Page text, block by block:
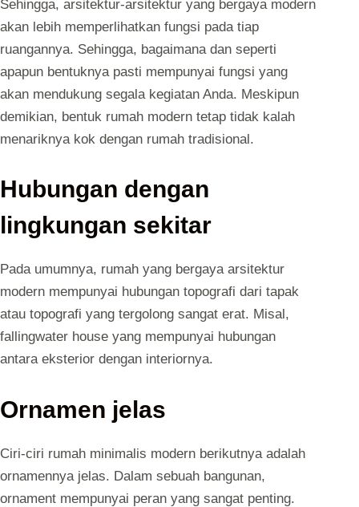
Sehingga, arsitektur-arsitektur yang bergaya modern
akan lebih memperlihatkan fungsi pada tiap
ruangannya. Sehingga, bagaimana dan seperti
apapun bentuknya pasti mempunyai fungsi yang
akan mendukung segala kegiatan Anda. Meskipun
demikian, bentuk rumah modern tetap tidak kalah
menariknya kok dengan rumah tradisional.
Hubungan dengan
lingkungan sekitar
Pada umumnya, rumah yang bergaya arsitektur
modern mempunyai hubungan topografi dari tapak
atau topografi yang tergolong sangat erat. Misal,
fallingwater house yang mempunyai hubungan
antara eksterior dengan interiornya.
Ornamen jelas
Ciri-ciri rumah minimalis modern berikutnya adalah
ornamennya jelas. Dalam sebuah bangunan,
ornament mempunyai peran yang sangat penting.